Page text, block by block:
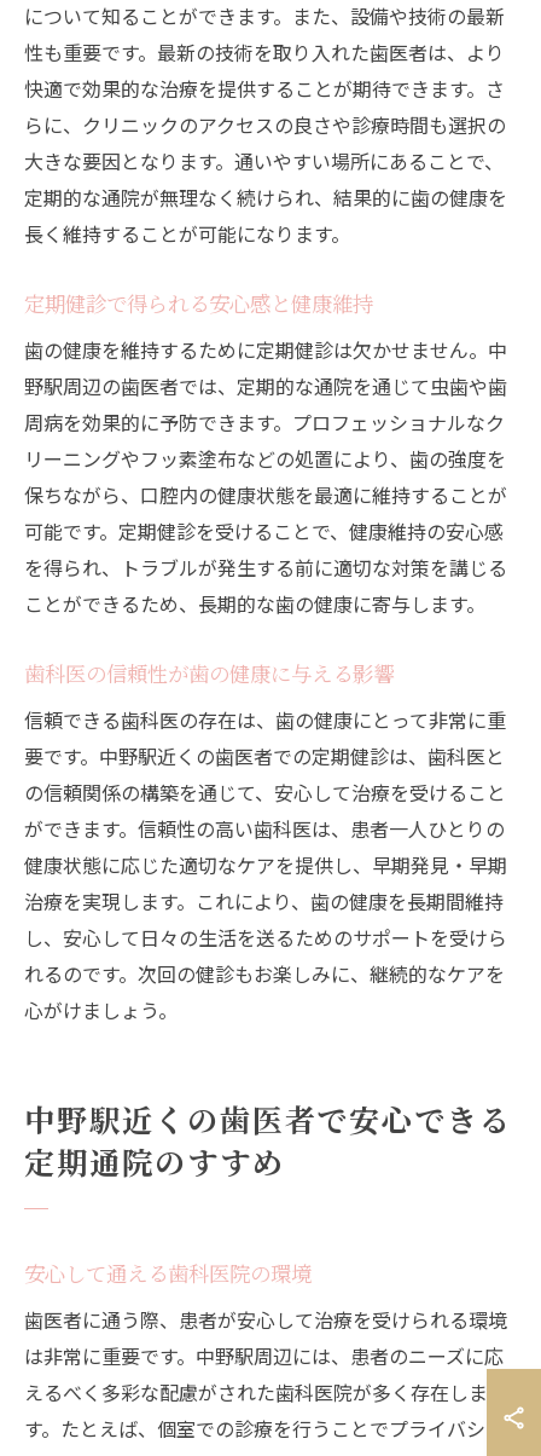
について知ることができます。また、設備や技術の最新
性も重要です。最新の技術を取り入れた歯医者は、より
快適で効果的な治療を提供することが期待できます。さ
らに、クリニックのアクセスの良さや診療時間も選択の
大きな要因となります。通いやすい場所にあることで、
定期的な通院が無理なく続けられ、結果的に歯の健康を
長く維持することが可能になります。
定期健診で得られる安心感と健康維持
歯の健康を維持するために定期健診は欠かせません。中
野駅周辺の歯医者では、定期的な通院を通じて虫歯や歯
周病を効果的に予防できます。プロフェッショナルなク
リーニングやフッ素塗布などの処置により、歯の強度を
保ちながら、口腔内の健康状態を最適に維持することが
可能です。定期健診を受けることで、健康維持の安心感
を得られ、トラブルが発生する前に適切な対策を講じる
ことができるため、長期的な歯の健康に寄与します。
歯科医の信頼性が歯の健康に与える影響
信頼できる歯科医の存在は、歯の健康にとって非常に重
要です。中野駅近くの歯医者での定期健診は、歯科医と
の信頼関係の構築を通じて、安心して治療を受けること
ができます。信頼性の高い歯科医は、患者一人ひとりの
健康状態に応じた適切なケアを提供し、早期発見・早期
治療を実現します。これにより、歯の健康を長期間維持
し、安心して日々の生活を送るためのサポートを受けら
れるのです。次回の健診もお楽しみに、継続的なケアを
心がけましょう。
中野駅近くの歯医者で安心できる
定期通院のすすめ
安心して通える歯科医院の環境
歯医者に通う際、患者が安心して治療を受けられる環境
は非常に重要です。中野駅周辺には、患者のニーズに応
えるべく多彩な配慮がされた歯科医院が多く存在しま
す。たとえば、個室での診療を行うことでプライバシー